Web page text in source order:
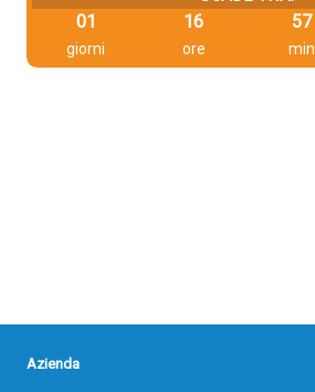
01
giorni
16
ore
57
min
Azienda